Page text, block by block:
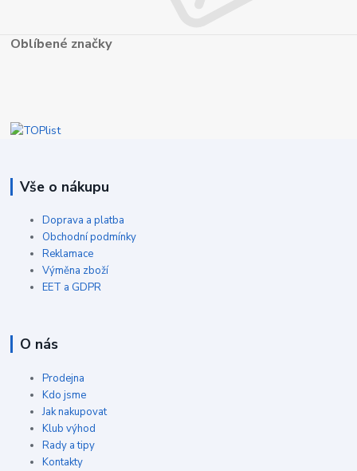
Oblíbené značky
Vše o nákupu
Doprava a platba
Obchodní podmínky
Reklamace
Výměna zboží
EET a GDPR
O nás
Prodejna
Kdo jsme
Jak nakupovat
Klub výhod
Rady a tipy
Kontakty